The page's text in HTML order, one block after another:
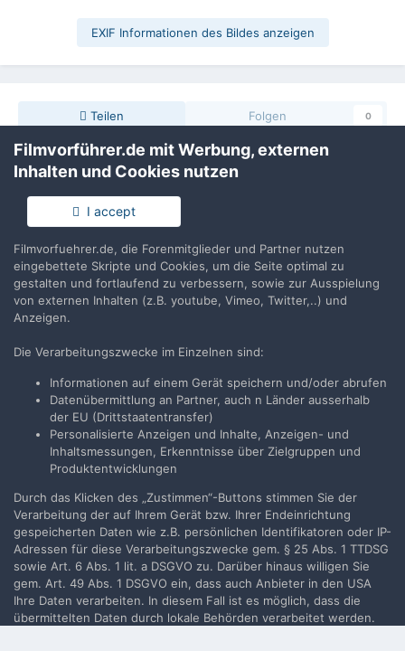
EXIF Informationen des Bildes anzeigen
Teilen Folgen 0
Keine Kommentare vorhanden
Erstelle ein Benutzerkonto oder melde Dich
an, um zu kommentieren
Du musst ein Benutzerkonto haben, um einen Kommentar
verfassen zu können
Benutzerkonto erstellen
ist einfach!
Neues Benutzerkonto erstellen
Anmelden
Du hast bereits ein Benutzerkonto? Melde Dich hier an.
Jetzt anmelden
Filmvorführer.de mit Werbung, externen
Inhalten und Cookies nutzen
I accept
Filmvorfuehrer.de, die Forenmitglieder und Partner nutzen
eingebettete Skripte und Cookies, um die Seite optimal zu
gestalten und fortlaufend zu verbessern, sowie zur Ausspielung
von externen Inhalten (z.B. youtube, Vimeo, Twitter,..) und
Anzeigen.
Die Verarbeitungszwecke im Einzelnen sind:
Informationen auf einem Gerät speichern und/oder abrufen
Datenübermittlung an Partner, auch n Länder ausserhalb
der EU (Drittstaatentransfer)
Personalisierte Anzeigen und Inhalte, Anzeigen- und
Inhaltsmessungen, Erkenntnisse über Zielgruppen und
Produktentwicklungen
Durch das Klicken des „Zustimmen“-Buttons stimmen Sie der
Verarbeitung der auf Ihrem Gerät bzw. Ihrer Endeinrichtung
gespeicherten Daten wie z.B. persönlichen Identifikatoren oder IP-
Adressen für diese Verarbeitungszwecke gem. § 25 Abs. 1 TTDSG
sowie Art. 6 Abs. 1 lit. a DSGVO zu. Darüber hinaus willigen Sie
gem. Art. 49 Abs. 1 DSGVO ein, dass auch Anbieter in den USA
Ihre Daten verarbeiten. In diesem Fall ist es möglich, dass die
übermittelten Daten durch lokale Behörden verarbeitet werden.